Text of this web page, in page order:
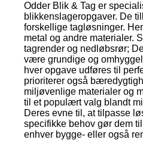
Odder Blik & Tag er
blikkenslageropgaver. De
forskellige tagløsninger.
metal og andre materialer.
tagrender og nedløbsrør;
være grundige og
hver opgave udføres til
prioriterer også
miljøvenlige materialer og
til et populært valg blandt
Deres evne til, at tilpasse
specifikke behov gør dem
enhver bygge- eller også